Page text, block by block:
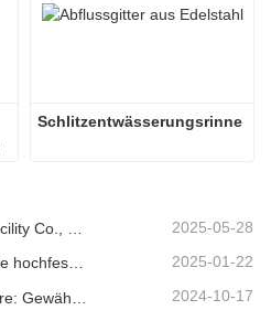
Schlitzentwässerungsrinne
2025-05-28
Pressemitteilung: Innovative hochfeste Entwässerungsroste – Erhöhung der Sicherheit und Effizienz der städtischen Infrastruktur 2025-01-22
2024-10-17